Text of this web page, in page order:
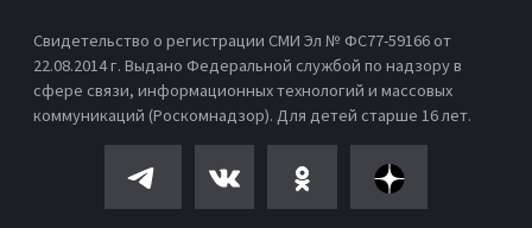
Свидетельство о регистрации СМИ Эл № ФС77-59166 от
22.08.2014 г. Выдано Федеральной службой по надзору в
сфере связи, информационных технологий и массовых
коммуникаций (Роскомнадзор). Для детей старше 16 лет.